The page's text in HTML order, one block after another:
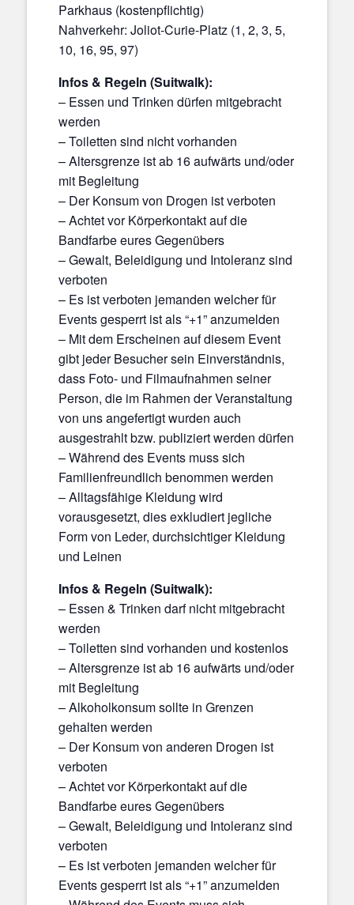
Parkhaus (kostenpflichtig)
Nahverkehr: Joliot-Curie-Platz (1, 2, 3, 5,
10, 16, 95, 97)
Infos & Regeln (Suitwalk):
– Essen und Trinken dürfen mitgebracht
werden
– Toiletten sind nicht vorhanden
– Altersgrenze ist ab 16 aufwärts und/oder
mit Begleitung
– Der Konsum von Drogen ist verboten
– Achtet vor Körperkontakt auf die
Bandfarbe eures Gegenübers
– Gewalt, Beleidigung und Intoleranz sind
verboten
– Es ist verboten jemanden welcher für
Events gesperrt ist als “+1” anzumelden
– Mit dem Erscheinen auf diesem Event
gibt jeder Besucher sein Einverständnis,
dass Foto- und Filmaufnahmen seiner
Person, die im Rahmen der Veranstaltung
von uns angefertigt wurden auch
ausgestrahlt bzw. publiziert werden dürfen
– Während des Events muss sich
Familienfreundlich benommen werden
– Alltagsfähige Kleidung wird
vorausgesetzt, dies exkludiert jegliche
Form von Leder, durchsichtiger Kleidung
und Leinen
Infos & Regeln (Suitwalk):
– Essen & Trinken darf nicht mitgebracht
werden
– Toiletten sind vorhanden und kostenlos
– Altersgrenze ist ab 16 aufwärts und/oder
mit Begleitung
– Alkoholkonsum sollte in Grenzen
gehalten werden
– Der Konsum von anderen Drogen ist
verboten
– Achtet vor Körperkontakt auf die
Bandfarbe eures Gegenübers
– Gewalt, Beleidigung und Intoleranz sind
verboten
– Es ist verboten jemanden welcher für
Events gesperrt ist als “+1” anzumelden